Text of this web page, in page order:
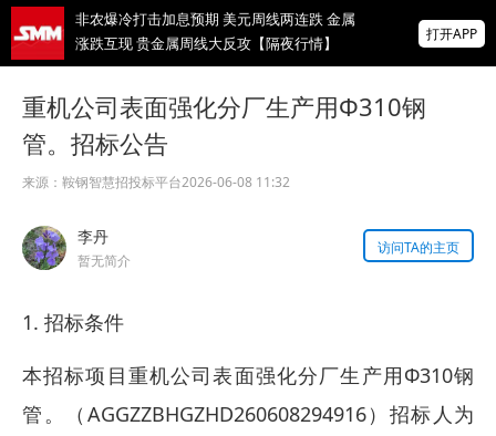
非农爆冷打击加息预期 美元周线两连跌 金属
涨跌互现 贵金属周线大反攻【隔夜行情】
寻锌行业破局发展新机遇
美国拟投30亿美元扶持关键矿产
为有色行业打造的神器
打开APP
重机公司表面强化分厂生产用Φ310钢
管。招标公告
来源： 鞍钢智慧招投标平台2026-06-08 11:32
李丹
暂无简介
访问TA的主页
1. 招标条件
本招标项目重机公司表面强化分厂生产用Φ310钢
管。（AGGZZBHGZHD260608294916）招标人为